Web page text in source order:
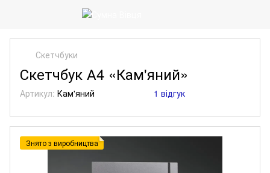
Скетчбуки
Скетчбук А4 «Кам'яний»
Артикул: Кам'яний 1 відгук
Знято з виробництва